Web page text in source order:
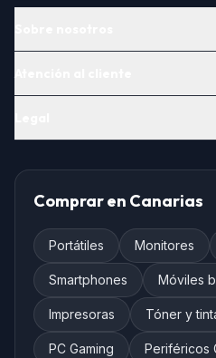
Comprar en Canarias
Portátiles Monitores
Smartphones Móviles
Impresoras Tóner y
PC Gaming Periféricos